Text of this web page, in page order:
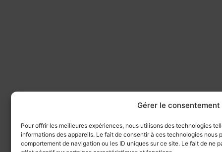
Gérer le
Pour offrir les meilleures expériences, nous utilisons des technologies
informations des appareils. Le fait de consentir à ces technologies nous
comportement de navigation ou les ID uniques sur ce site. Le fait de ne